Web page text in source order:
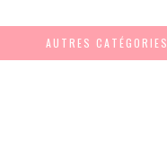
AUTRES CATÉGORIES